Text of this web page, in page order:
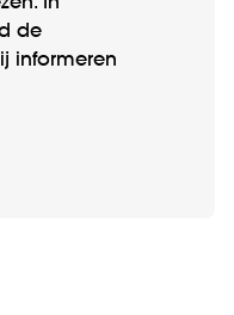
de
informeren